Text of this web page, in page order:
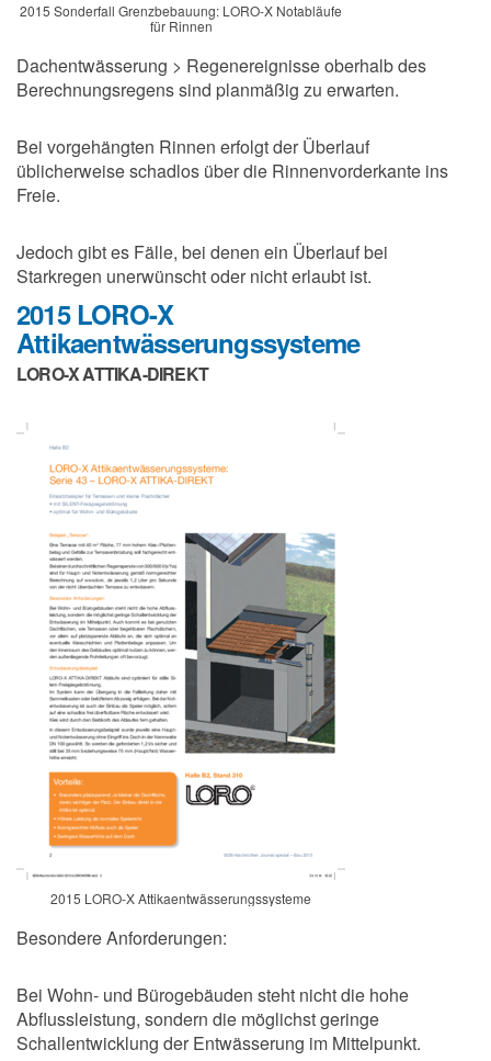
2015 Sonderfall Grenzbebauung: LORO-X Notabläufe
für Rinnen
Dachentwässerung > Regenereignisse oberhalb des
Berechnungsregens sind planmäßig zu erwarten.
Bei vorgehängten Rinnen erfolgt der Überlauf
üblicherweise schadlos über die Rinnenvorderkante ins
Freie.
Jedoch gibt es Fälle, bei denen ein Überlauf bei
Starkregen unerwünscht oder nicht erlaubt ist.
2015 LORO-X
Attikaentwässerungssysteme
LORO-X ATTIKA-DIREKT
2015 LORO-X Attikaentwässerungssysteme
Besondere Anforderungen:
Bei Wohn- und Bürogebäuden steht nicht die hohe
Abflussleistung, sondern die möglichst geringe
Schallentwicklung der Entwässerung im Mittelpunkt.